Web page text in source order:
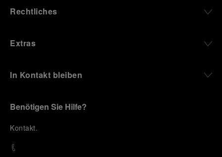
Rechtliches
Extras
In Kontakt bleiben
Benötigen Sie Hilfe?
Kontakt.